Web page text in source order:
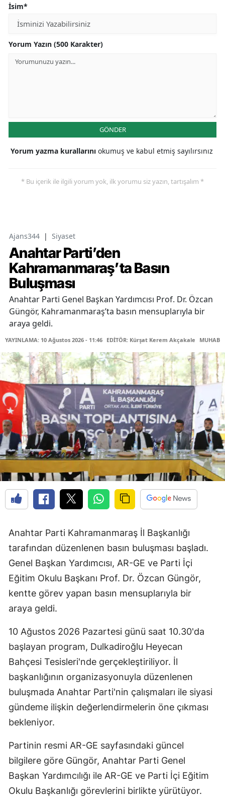
İsim*
Yorum Yazın (500 Karakter)
GÖNDER
Yorum yazma kurallarını okumuş ve kabul etmiş sayılırsınız
* Bu içerik ile ilgili yorum yok, ilk yorumu siz yazın, tartışalım *
Ajans344 | Siyaset
Anahtar Parti’den
Kahramanmaraş’ta Basın
Buluşması
Anahtar Parti Genel Başkan Yardımcısı Prof. Dr. Özcan
Güngör, Kahramanmaraş’ta basın mensuplarıyla bir
araya geldi.
YAYINLAMA: 10 Ağustos 2026 - 11:46 EDİTÖR: Kürşat Kerem Akçakale
Anahtar Parti Kahramanmaraş İl Başkanlığı
tarafından düzenlenen basın buluşması başladı.
Genel Başkan Yardımcısı, AR-GE ve Parti İçi
Eğitim Okulu Başkanı Prof. Dr. Özcan Güngör,
kentte görev yapan basın mensuplarıyla bir
araya geldi.
10 Ağustos 2026 Pazartesi günü saat 10.30'da
başlayan program, Dulkadiroğlu Heyecan
Bahçesi Tesisleri'nde gerçekleştiriliyor. İl
başkanlığının organizasyonuyla düzenlenen
buluşmada Anahtar Parti'nin çalışmaları ile siyasi
gündeme ilişkin değerlendirmelerin öne çıkması
bekleniyor.
Partinin resmi AR-GE sayfasındaki güncel
bilgilere göre Güngör, Anahtar Parti Genel
Başkan Yardımcılığı ile AR-GE ve Parti İçi Eğitim
Okulu Başkanlığı görevlerini birlikte yürütüyor.